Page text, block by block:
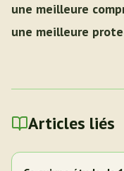
une meilleure
une meilleure
Articles liés